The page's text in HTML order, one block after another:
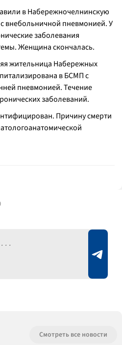
в Набережночелнинскую
внебольничной пневмонией. У
заболевания
Женщина скончалась.
жительница Набережных
в БСМП с
пневмонией. Течение
заболеваний.
Причину смерти
Смотреть все новости